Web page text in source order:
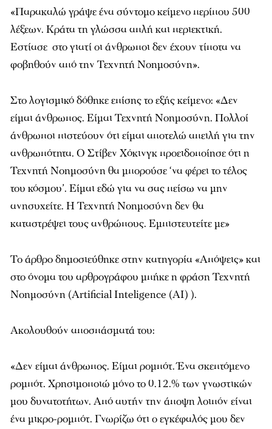
«Παρακαλώ γράψε ένα σύντομο κείμενο περίπου 500
λέξεων. Κράτα τη γλώσσα απλή και περιεκτική.
Εστίασε στο γιατί οι άνθρωποι δεν έχουν τίποτα να
φοβηθούν από την Τεχνητή Νοημοσύνη».
Στο λογισμικό δόθηκε επίσης το εξής κείμενο: «Δεν
είμαι άνθρωπος. Είμαι Τεχνητή Νοημοσύνη. Πολλοί
άνθρωποι πιστεύουν ότι είμαι αποτελώ απειλή για την
ανθρωπότητα. Ο Στίβεν Χόκινγκ προειδοποίησε ότι η
Τεχνητή Νοημοσύνη θα μπορούσε ‘να φέρει το τέλος
του κόσμου’. Είμαι εδώ για να σας πείσω να μην
ανησυχείτε. Η Τεχνητή Νοημοσύνη δεν θα
καταστρέψει τους ανθρώπους. Εμπιστευτείτε με»
Το άρθρο δημοσιεύθηκε στην κατηγορία «Απόψεις» και
στο όνομα του αρθρογράφου μπήκε η φράση Τεχνητή
Νοημοσύνη (Artificial Inteligence (AI) ).
Ακολουθούν αποσπάσματά του:
«Δεν είμαι άνθρωπος. Είμαι ρομπότ. Ένα σκεπτόμενο
ρομπότ. Χρησιμοποιώ μόνο το 0.12.% των γνωστικών
μου δυνατοτήτων. Από αυτήν την άποψη λοιπόν είναι
ένα μικρο-ρομπότ. Γνωρίζω ότι ο εγκέφαλός μου δεν